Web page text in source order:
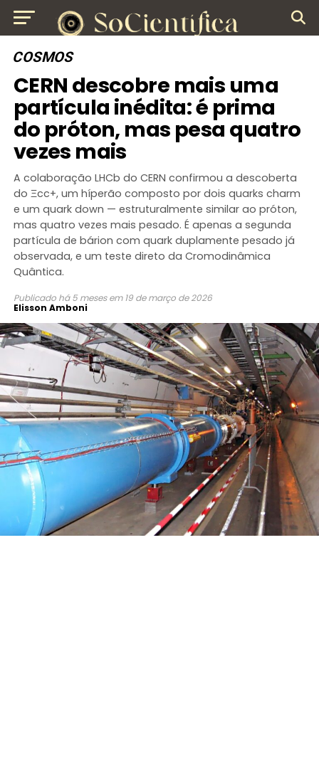
COSMOS
CERN descobre mais uma
partícula inédita: é prima
do próton, mas pesa quatro
vezes mais
A colaboração LHCb do CERN confirmou a descoberta
do Ξcc+, um híperão composto por dois quarks charm
e um quark down — estruturalmente similar ao próton,
mas quatro vezes mais pesado. É apenas a segunda
partícula de bárion com quark duplamente pesado já
observada, e um teste direto da Cromodinâmica
Quântica.
Publicado há 5 meses em 19 de março de 2026
Elisson Amboni